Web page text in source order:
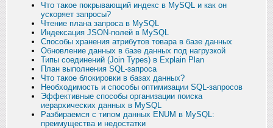
Что такое покрывающий индекс в MySQL и как он
ускоряет запросы?
Чтение плана запроса в MySQL
Индексация JSON-полей в MySQL
Способы хранения атрибутов товара в базе данных
Обновление данных в базе данных под нагрузкой
Типы соединений (Join Types) в Explain Plan
План выполнения SQL-запроса
Что такое блокировки в базах данных?
Необходимость и способы оптимизации SQL-запросов
Эффективные способы организации поиска
иерархических данных в MySQL
Разбираемся с типом данных ENUM в MySQL:
преимущества и недостатки